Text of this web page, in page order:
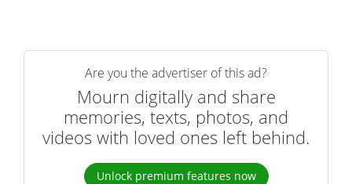
Are you the advertiser of this ad?
Mourn digitally and share
memories, texts, photos, and
videos with loved ones left behind.
Unlock premium features now